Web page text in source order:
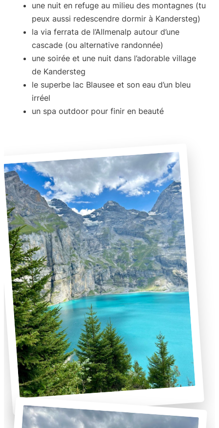
une nuit en refuge au milieu des montagnes (tu
peux aussi redescendre dormir à Kandersteg)
la via ferrata de l’Allmenalp autour d’une
cascade (ou alternative randonnée)
une soirée et une nuit dans l’adorable village
de Kandersteg
le superbe lac Blausee et son eau d’un bleu
irréel
un spa outdoor pour finir en beauté